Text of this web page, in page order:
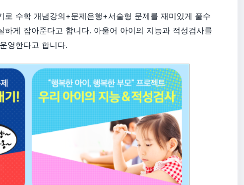
로 수학 개념강의+문제은행+서술형 문제를 재미있게 풀수
게 잡아준다고 합니다. 아울어 아이의 지능과 적성검사를
영한다고 합니다.